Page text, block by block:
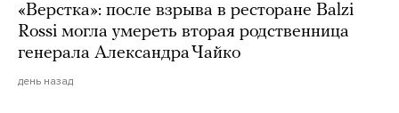
«Верстка»: после взрыва в ресторане Balzi
Rossi могла умереть вторая родственница
генерала Александра Чайко
день назад